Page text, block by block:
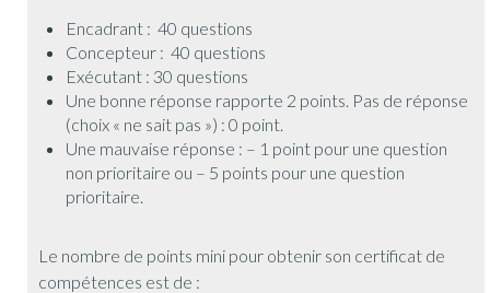
Encadrant : 40 questions
Concepteur : 40 questions
Exécutant : 30 questions
Une bonne réponse rapporte 2 points. Pas de réponse
(choix « ne sait pas ») : 0 point.
Une mauvaise réponse : – 1 point pour une question
non prioritaire ou – 5 points pour une question
prioritaire.
Le nombre de points mini pour obtenir son certificat de
compétences est de :